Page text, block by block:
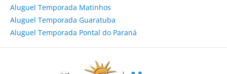
Aluguel Temporada Matinhos
Aluguel Temporada Guaratuba
Aluguel Temporada Pontal do Paraná